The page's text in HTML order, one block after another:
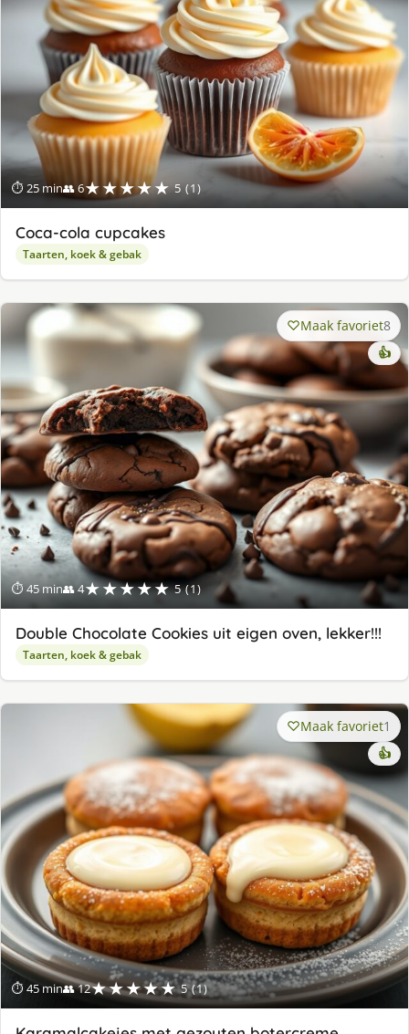
⏱ 25 min👥 6★★★★★ 5 (1)
Coca-cola cupcakes
Taarten, koek & gebak
⏱ 45 min👥 4★★★★★ 5 (1)
Maak favoriet8
👍
Double Chocolate Cookies uit eigen oven, lekker!!!
Taarten, koek & gebak
⏱ 45 min👥 12★★★★★ 5 (1)
Maak favoriet1
👍